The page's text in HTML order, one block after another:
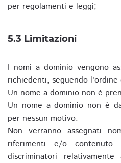
per regolamenti e leggi;
5.3 Limitazioni
I nomi a dominio vengono
richiedenti, seguendo
Un nome a dominio non è
Un nome a dominio non è
per nessun motivo.
Non verranno assegnati
riferimenti e/o contenuto
discriminatori